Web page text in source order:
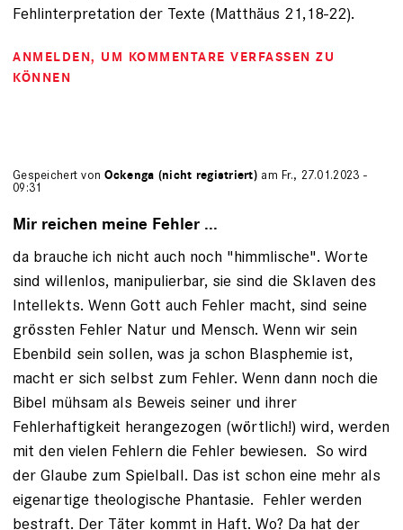
Fehlinterpretation der Texte (Matthäus 21,18-22).
ANMELDEN, UM KOMMENTARE VERFASSEN ZU
KÖNNEN
Gespeichert vonOckenga (nicht registriert) am Fr., 27.01.2023 -
09:31
Mir reichen meine Fehler ...
da brauche ich nicht auch noch "himmlische". Worte
sind willenlos, manipulierbar, sie sind die Sklaven des
Intellekts. Wenn Gott auch Fehler macht, sind seine
grössten Fehler Natur und Mensch. Wenn wir sein
Ebenbild sein sollen, was ja schon Blasphemie ist,
macht er sich selbst zum Fehler. Wenn dann noch die
Bibel mühsam als Beweis seiner und ihrer
Fehlerhaftigkeit herangezogen (wörtlich!) wird, werden
mit den vielen Fehlern die Fehler bewiesen. So wird
der Glaube zum Spielball. Das ist schon eine mehr als
eigenartige theologische Phantasie. Fehler werden
bestraft. Der Täter kommt in Haft. Wo? Da hat der